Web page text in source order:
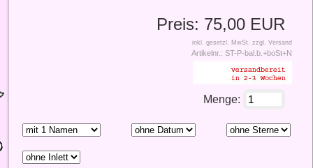
Preis: 75,00 EUR
inkl. gesetzl. MwSt. zzgl. Versand
Artikelnr.: ST-P-bal.b.+boSt+N
Menge: